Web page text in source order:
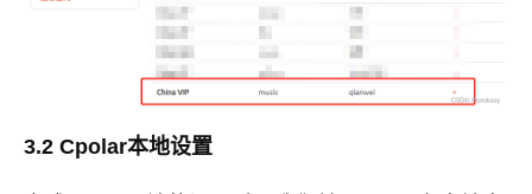
3.2 Cpolar本地设置